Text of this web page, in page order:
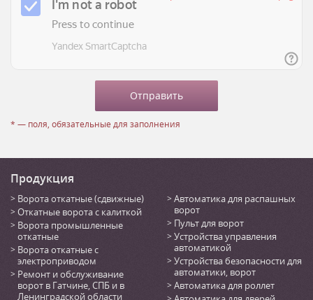
* — поля, обязательные для заполнения
Продукция
Ворота откатные (сдвижные)
Откатные ворота с калиткой
Ворота промышленные
откатные
Ворота откатные с
электроприводом
Ремонт и обслуживание
ворот в Гатчине, СПБ и в
Ленинградской области
Автоматика для распашных
ворот
Пульт для ворот
Устройства управления
автоматикой
Устройства безопасности для
автоматики, ворот
Автоматика для роллет